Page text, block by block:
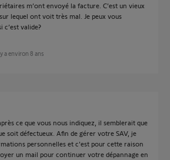
m’ont envoyé la facture. C’est un vieux
lequel ont voit très mal. Je peux vous
c’est valide?
y a environ 8 ans
ce que vous nous indiquez, il semblerait que
soit défectueux. Afin de gérer votre SAV, je
personnelles et c'est pour cette raison
un mail pour continuer votre dépannage en